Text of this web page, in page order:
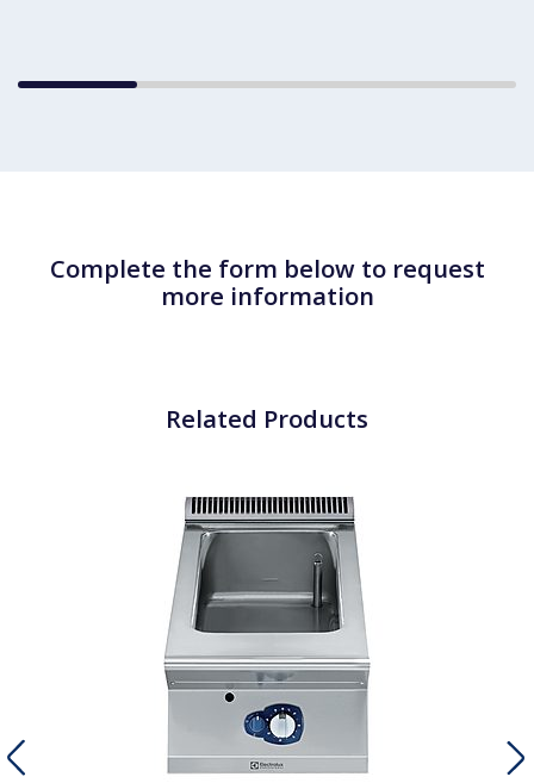
Complete the form below to request
more information
Related Products